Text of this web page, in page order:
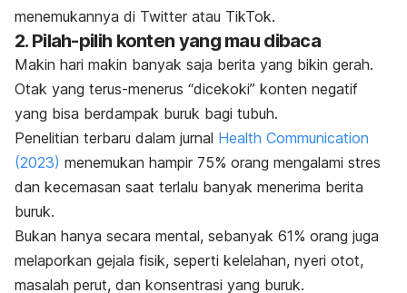
menemukannya di Twitter atau TikTok.
2. Pilah-pilih konten yang mau dibaca
Makin hari makin banyak saja berita yang bikin gerah.
Otak yang terus-menerus “dicekoki” konten negatif
yang bisa berdampak buruk bagi tubuh.
Penelitian terbaru dalam jurnal Health Communication
(2023) menemukan hampir 75% orang mengalami stres
dan kecemasan saat terlalu banyak menerima berita
buruk.
Bukan hanya secara mental, sebanyak 61% orang juga
melaporkan gejala fisik, seperti kelelahan, nyeri otot,
masalah perut, dan konsentrasi yang buruk.